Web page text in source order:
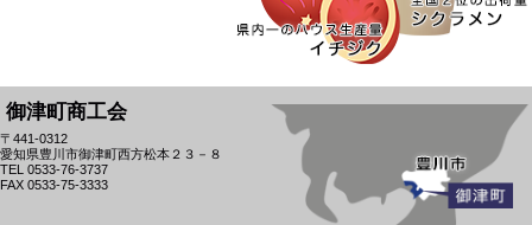
御津町商工会
〒441-0312
愛知県豊川市御津町西方松本２３－８
TEL 0533-76-3737
FAX 0533-75-3333